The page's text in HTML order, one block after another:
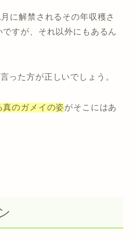
に解禁されるその年収穫さ
すが、それ以外にもあるん
った方が正しいでしょう。
のガメイの姿がそこにはあ